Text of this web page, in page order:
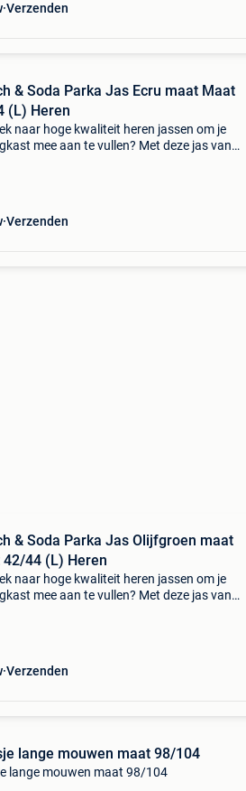
Verzenden
& Soda Parka Jas Ecru maat Maat
(L) Heren
naar hoge kwaliteit heren jassen om je
mee aan te vullen? Met deze jas van
Verzenden
& Soda Parka Jas Olijfgroen maat
42/44 (L) Heren
naar hoge kwaliteit heren jassen om je
mee aan te vullen? Met deze jas van
Verzenden
lange mouwen maat 98/104
lange mouwen maat 98/104